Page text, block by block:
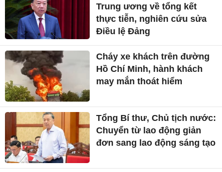
Trung ương về tổng kết
thực tiễn, nghiên cứu sửa
Điều lệ Đảng
Cháy xe khách trên đường
Hồ Chí Minh, hành khách
may mắn thoát hiểm
Tổng Bí thư, Chủ tịch nước:
Chuyển từ lao động giản
đơn sang lao động sáng tạo